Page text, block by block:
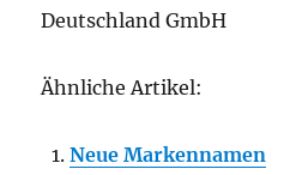
Deutschland GmbH
Ähnliche Artikel:
Neue Markennamen